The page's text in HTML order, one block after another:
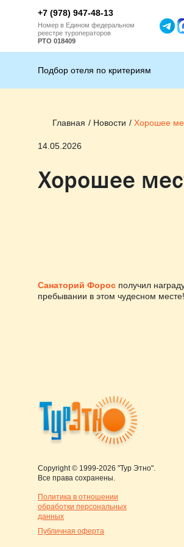
+7 (978) 947-48-13
Номер в Едином федеральном
реестре туроператоров
РТО 018409
Подбор отеля по критериям
Главная Новости Хорошее
14.05.2026
Хорошее
Санаторий Форос получил
пребывании в этом чудесном месте!
Copyright © 1999-2026 "Тур Этно".
Все права сохранены.
Политика в отношении
обработки персональных
данных
Публичная оферта